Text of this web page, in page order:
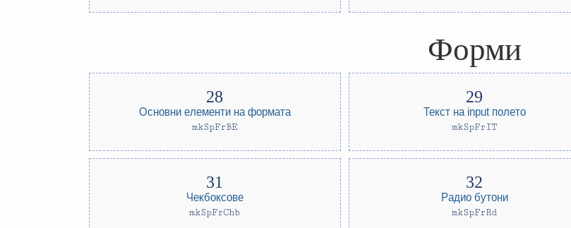
Форми
Основни елементи на формата
mkSpFrBE
Текст на input полето
mkSpFrIT
Чекбоксове
mkSpFrChb
Радио бутони
mkSpFrRd